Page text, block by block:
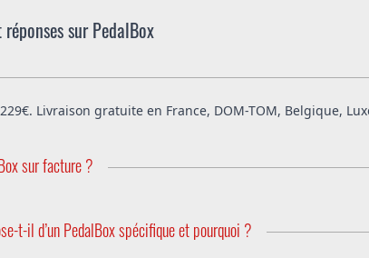
sur PedalBox
Livraison gratuite en France, DOM-TOM, Belgique,
sur facture ?
t-il d’un PedalBox spécifique et pourquoi ?